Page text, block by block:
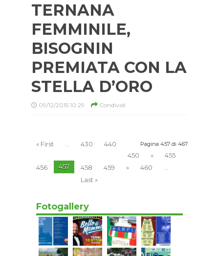
TERNANA
FEMMINILE,
BISOGNIN
PREMIATA CON LA
STELLA D’ORO
09/12/2015 10:29 Condividi
Pagina 457 di 467
« First 430
440
450
«
455
456
457 458 459 » 460
Last »
Fotogallery